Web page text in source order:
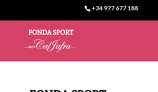
+34 977 677 188